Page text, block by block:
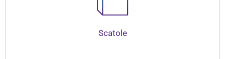
Scatole